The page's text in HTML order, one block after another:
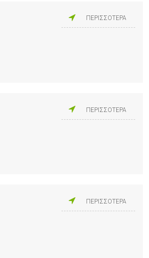
ΠΕΡΙΣΣΟΤΕΡΑ
ΠΕΡΙΣΣΟΤΕΡΑ
ΠΕΡΙΣΣΟΤΕΡΑ